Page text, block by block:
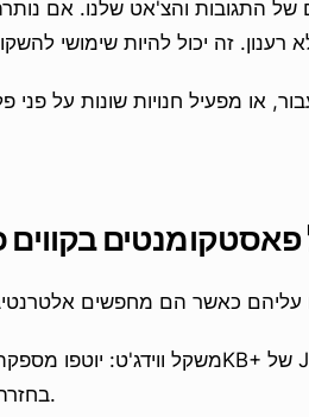
של התגובות והצ'אט שלנו. אם
או מפעיל חנויות שונות על פני
פאסטקומנטים בקווים
בחזרה אחת.